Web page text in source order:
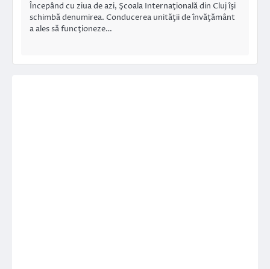
Începând cu ziua de azi, Şcoala Internaţională din Cluj îşi
schimbă denumirea. Conducerea unităţii de învăţământ
a ales să funcţioneze…